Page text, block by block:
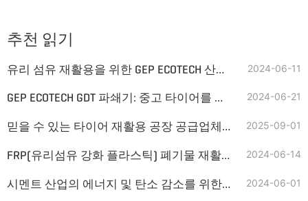
추천 읽기
유리 섬유 재활용을 위한 GEP ECOTECH 산업용 분쇄기 2024-06-11
GEP ECOTECH GDT 파쇄기: 중고 타이어를 위한 업그레이드된 솔루션 2024-06-21
믿을 수 있는 타이어 재활용 공장 공급업체 선택을 위한 6가지 팁 2025-09-01
FRP(유리섬유 강화 플라스틱) 폐기물 재활용 기계 2024-06-14
시멘트 산업의 에너지 및 탄소 감소를 위한 대체 연료(SRF&RDF) 2024-06-01